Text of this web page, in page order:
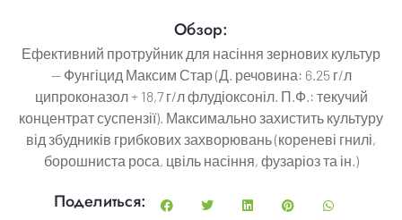
Обзор:
Ефективний протруйник для насіння зернових культур
— Фунгіцид Максим Стар (Д. речовина: 6.25 г/л
ципроконазол + 18,7 г/л флудіоксоніл. П.Ф.: текучий
концентрат суспензії). Максимально захистить культуру
від збудників грибкових захворювань (кореневі гнилі,
борошниста роса, цвіль насіння, фузаріоз та ін.)
Поделиться: